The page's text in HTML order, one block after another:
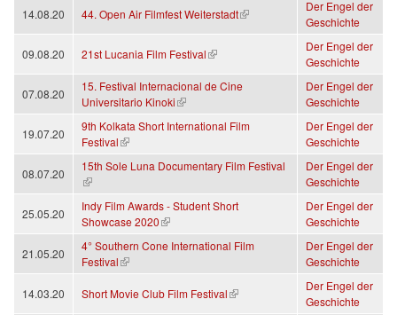
14.08.20 44. Open Air Filmfest Weiterstadt
(link is external)
Der Engel der
Geschichte
09.08.20 21st Lucania Film Festival
(link is external)
Der Engel der
Geschichte
07.08.20
15. Festival Internacional de Cine
Universitario Kinoki
(link is external)
Der Engel der
Geschichte
19.07.20
9th Kolkata Short International Film
Festival
(link is external)
Der Engel der
Geschichte
08.07.20
15th Sole Luna Documentary Film Festival
(link is external)
Der Engel der
Geschichte
25.05.20
Indy Film Awards - Student Short
Showcase 2020
(link is external)
Der Engel der
Geschichte
21.05.20
4° Southern Cone International Film
Festival
(link is external)
Der Engel der
Geschichte
14.03.20 Short Movie Club Film Festival
(link is external)
Der Engel der
Geschichte